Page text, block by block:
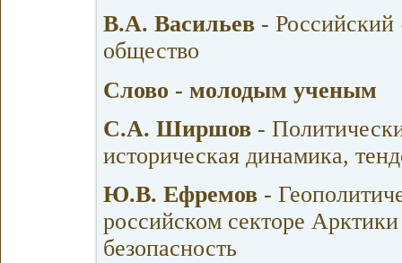
В.А. Васильев -
общество
Слово - молодым ученым
С.А. Ширшов -
историческая динамика,
Ю.В. Ефремов -
российском секторе
безопасность